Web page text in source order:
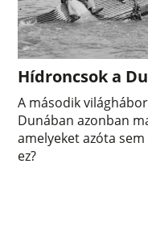
Hídroncsok a
A második
Dunában azonban
amelyeket azóta
ez?